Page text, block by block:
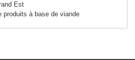
Est
produits à base de viande